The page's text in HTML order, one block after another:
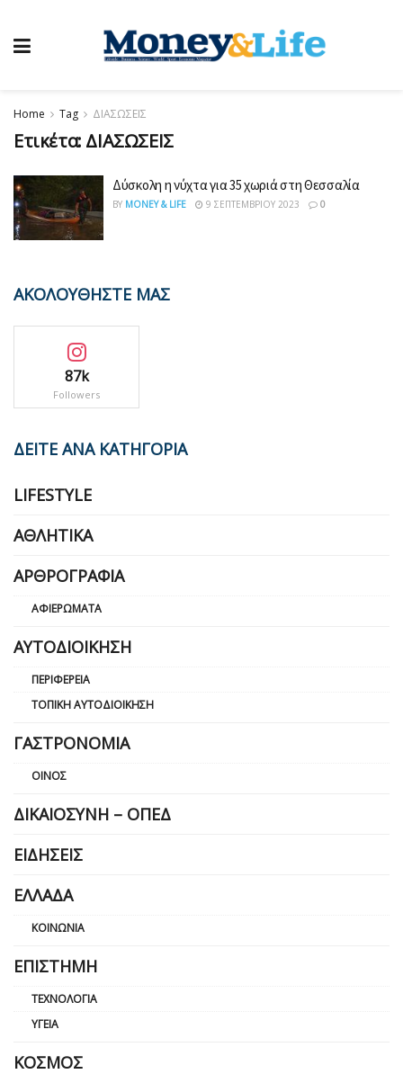
Home Tag ΔΙΑΣΩΣΕΙΣ
Ετικέτα: ΔΙΑΣΩΣΕΙΣ
Δύσκολη η νύχτα για 35 χωριά στη Θεσσαλία
BY MONEY & LIFE 9 ΣΕΠΤΕΜΒΡΊΟΥ 2023 0
ΑΚΟΛΟΥΘΗΣΤΕ ΜΑΣ
87k
Followers
ΔΕΙΤΕ ΑΝΑ ΚΑΤΗΓΟΡΙΑ
LIFESTYLE
ΑΘΛΗΤΙΚΆ
ΑΡΘΡΟΓΡΑΦΊΑ
ΑΦΙΕΡΏΜΑΤΑ
ΑΥΤΟΔΙΟΊΚΗΣΗ
ΠΕΡΙΦΈΡΕΙΑ
ΤΟΠΙΚΉ ΑΥΤΟΔΙΟΊΚΗΣΗ
ΓΑΣΤΡΟΝΟΜΊΑ
ΟΊΝΟΣ
ΔΙΚΑΙΟΣΎΝΗ – ΟΠΕΔ
ΕΙΔΉΣΕΙΣ
ΕΛΛΆΔΑ
ΚΟΙΝΩΝΊΑ
ΕΠΙΣΤΉΜΗ
ΤΕΧΝΟΛΟΓΊΑ
ΥΓΕΊΑ
ΚΌΣΜΟΣ